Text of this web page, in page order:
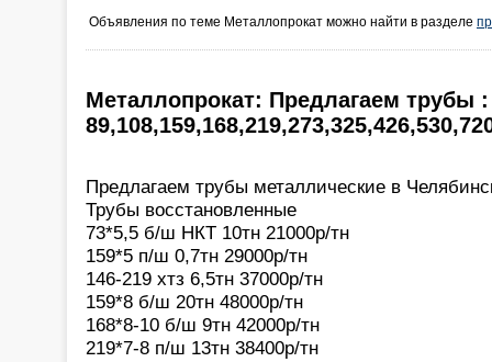
Объявления по теме Металлопрокат можно найти в разделе
Металлопрокат: Предлагаем трубы :
Предлагаем трубы металлические в
Трубы восстановленные
73*5,5 б/ш НКТ 10тн 21000р/тн
159*5 п/ш 0,7тн 29000р/тн
146-219 хтз 6,5тн 37000р/тн
159*8 б/ш 20тн 48000р/тн
168*8-10 б/ш 9тн 42000р/тн
219*7-8 п/ш 13тн 38400р/тн